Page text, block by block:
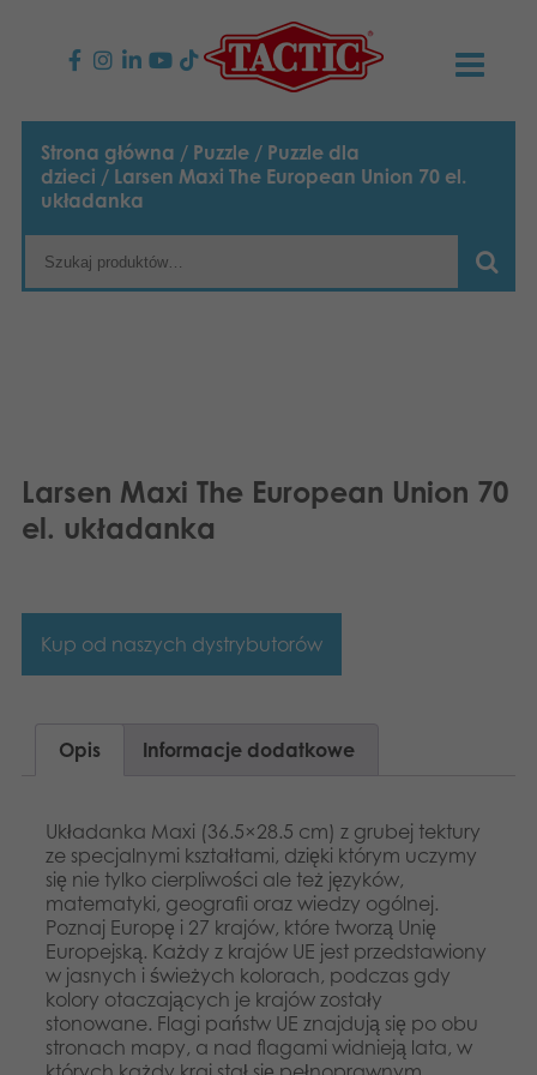
PRODUKTY
Gry dla dzieci
Gry rodzinne
Zabawki
AKTUALNOŚCI
TACTIC
Media
Strona główna / Puzzle / Puzzle dla
dzieci / Larsen Maxi The European Union 70 el.
układanka
Larsen Maxi The European Union 70
el. układanka
Kup od naszych dystrybutorów
Opis Informacje dodatkowe
Układanka Maxi (36.5×28.5 cm) z grubej tektury
ze specjalnymi kształtami, dzięki którym uczymy
się nie tylko cierpliwości ale też języków,
matematyki, geografii oraz wiedzy ogólnej.
Poznaj Europę i 27 krajów, które tworzą Unię
Europejską. Każdy z krajów UE jest przedstawiony
w jasnych i świeżych kolorach, podczas gdy
kolory otaczających je krajów zostały
stonowane. Flagi państw UE znajdują się po obu
stronach mapy, a nad flagami widnieją lata, w